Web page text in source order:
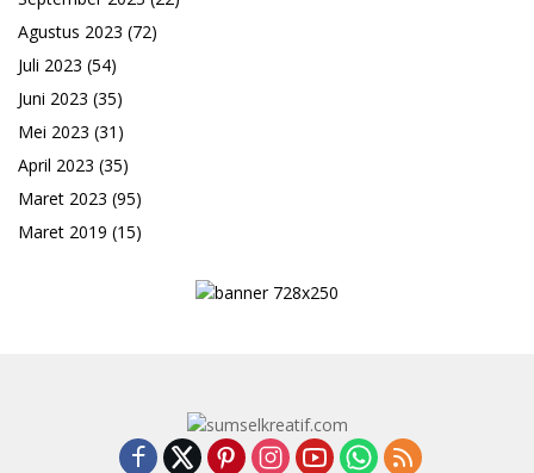
Agustus 2023 (72)
Juli 2023 (54)
Juni 2023 (35)
Mei 2023 (31)
April 2023 (35)
Maret 2023 (95)
Maret 2019 (15)